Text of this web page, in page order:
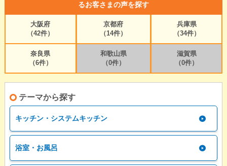
るお客さまの声を探す
大阪府
（42件）
京都府
（14件）
兵庫県
（34件）
奈良県
（6件）
和歌山県
（0件）
滋賀県
（0件）
テーマから探す
キッチン・システムキッチン
浴室・お風呂